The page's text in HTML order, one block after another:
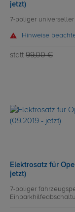
jetzt)
7-poliger
Hinweise
statt 99,00 €
Elektrosatz für
jetzt)
7-poliger